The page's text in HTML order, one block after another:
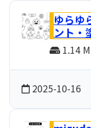
ゆらゆ
ント・
1.14
2025-10-16